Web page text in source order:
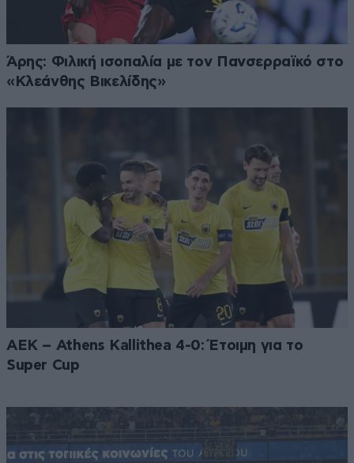
Άρης: Φιλική ισοπαλία με τον Πανσερραϊκό στο
«Κλεάνθης Βικελίδης»
ΑΕΚ – Athens Kallithea 4-0: Έτοιμη για το
Super Cup